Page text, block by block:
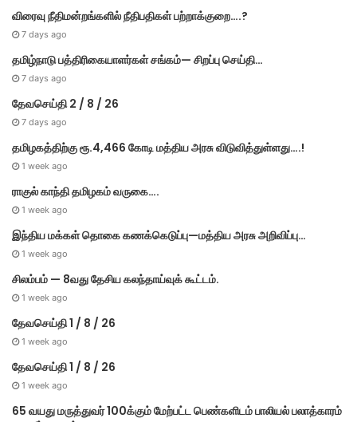
விரைவு நீதிமன்றங்களில் நீதிபதிகள் பற்றாக்குறை….?
7 days ago
தமிழ்நாடு பத்திரிகையாளர்கள் சங்கம்— சிறப்பு செய்தி…
7 days ago
தேவசெய்தி 2 / 8 / 26
7 days ago
தமிழகத்திற்கு ரூ.4,466 கோடி மத்திய அரசு விடுவித்துள்ளது….!
1 week ago
ராகுல் காந்தி தமிழகம் வருகை….
1 week ago
இந்திய மக்கள் தொகை கணக்கெடுப்பு—மத்திய அரசு அறிவிப்பு…
1 week ago
சிலம்பம் — 8வது தேசிய கலந்தாய்வுக் கூட்டம்.
1 week ago
தேவசெய்தி 1 / 8 / 26
1 week ago
தேவசெய்தி 1 / 8 / 26
1 week ago
65 வயது மருத்துவர் 100க்கும் மேற்பட்ட பெண்களிடம் பாலியல் பலாத்காரம்